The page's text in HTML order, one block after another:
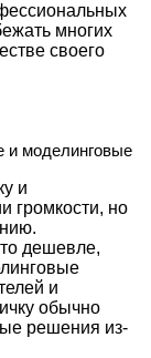
многих
своего
и моделинговые
и
громкости, но
дешевле,
и
обычно
решения из-